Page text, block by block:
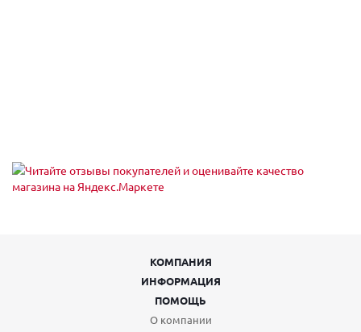
Пн,Вт,Ср,Чт,Пт,Сб,Вс (09:00 - 21:00)
Екатеринбург, проспект Академика Сахарова, 29
пн-пт 09:00-18:00; сб, вс выходной
Екатеринбург, Таганская ул., 60
пн-пт 08:00-19:00; сб 10:00-16:00; вс выходной
Екатеринбург, тракт Сибирский
КОМПАНИЯ
ИНФОРМАЦИЯ
ПОМОЩЬ
О компании